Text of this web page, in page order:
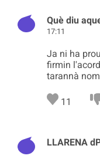
Què diu
17:11
Ja ni ha
firmin
tarannà
11
LLARENA